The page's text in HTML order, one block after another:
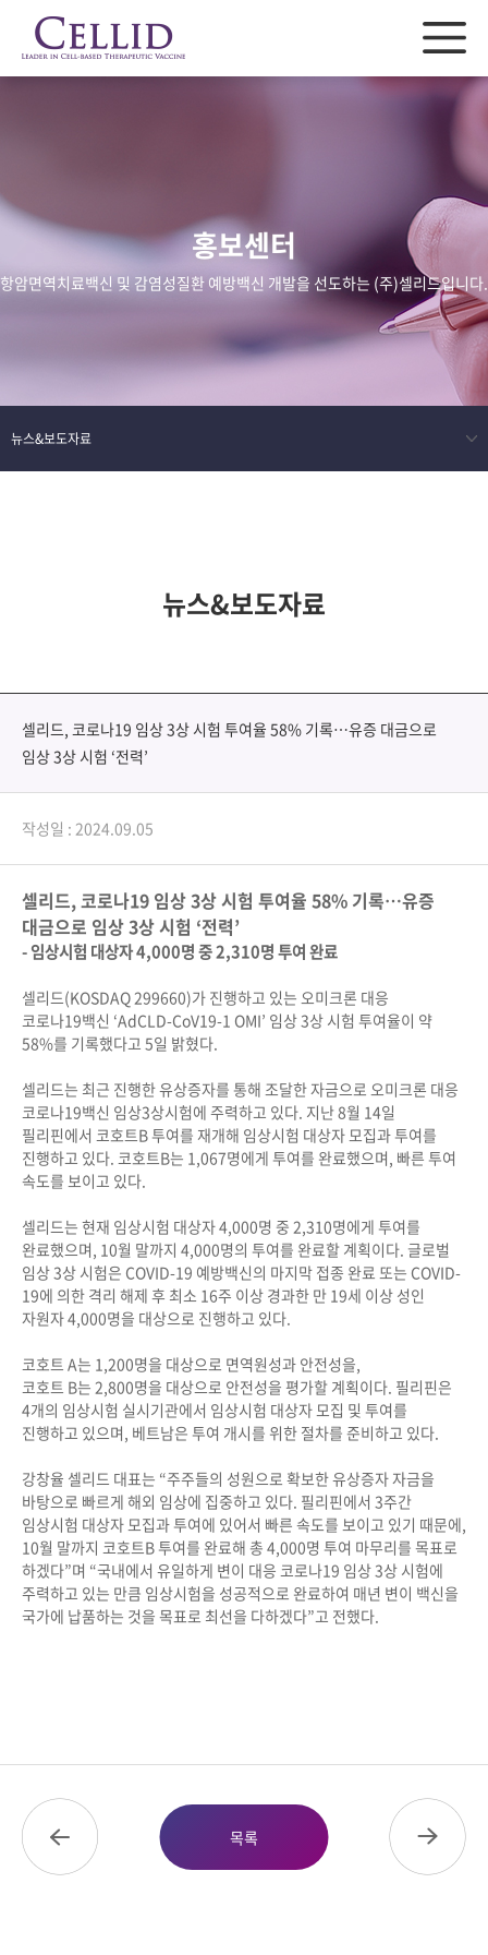
홍보센터
항암면역치료백신 및 감염성질환 예방백신 개발을 선도하는 (주)셀리드입니다.
뉴스&보도자료
셀리드, 코로나19 임상 3상 시험 투여율 58% 기록…유증 대금으로
임상 3상 시험 ‘전력’
작성일 : 2024.09.05
셀리드,코로나19 임상3상 시험 투여율 58% 기록…유증
대금으로 임상3상 시험 ‘전력’
-임상시험 대상자4,000명 중2,310명 투여 완료
셀리드(KOSDAQ 299660)가 진행하고 있는 오미크론 대응
코로나19백신 ‘AdCLD-CoV19-1 OMI’ 임상3상 시험 투여율이 약
58%를 기록했다고 5일 밝혔다.
셀리드는 최근 진행한 유상증자를 통해 조달한 자금으로 오미크론 대응
코로나19백신 임상3상시험에 주력하고 있다. 지난8월 14일
필리핀에서 코호트B 투여를 재개해 임상시험 대상자 모집과 투여를
진행하고 있다. 코호트B는 1,067명에게 투여를 완료했으며, 빠른 투여
속도를 보이고 있다.
셀리드는 현재 임상시험 대상자4,000명 중 2,310명에게 투여를
완료했으며, 10월 말까지 4,000명의 투여를 완료할 계획이다. 글로벌
임상3상 시험은 COVID-19 예방백신의 마지막 접종 완료 또는 COVID-
19에 의한 격리 해제 후 최소 16주 이상 경과한 만 19세 이상 성인
자원자4,000명을 대상으로 진행하고 있다.
코호트 A는 1,200명을 대상으로 면역원성과 안전성을,
코호트 B는 2,800명을 대상으로 안전성을 평가할 계획이다. 필리핀은
4개의 임상시험 실시기관에서 임상시험 대상자 모집 및 투여를
진행하고 있으며, 베트남은 투여 개시를 위한 절차를 준비하고 있다.
강창율 셀리드 대표는 “주주들의 성원으로 확보한 유상증자 자금을
바탕으로 빠르게 해외 임상에 집중하고 있다. 필리핀에서 3주간
임상시험 대상자 모집과 투여에 있어서 빠른 속도를 보이고 있기 때문에,
10월 말까지 코호트B 투여를 완료해 총 4,000명 투여 마무리를 목표로
하겠다”며 “국내에서 유일하게 변이 대응 코로나19 임상3상 시험에
주력하고 있는 만큼 임상시험을 성공적으로 완료하여 매년 변이 백신을
국가에 납품하는 것을 목표로 최선을 다하겠다”고 전했다.
목록